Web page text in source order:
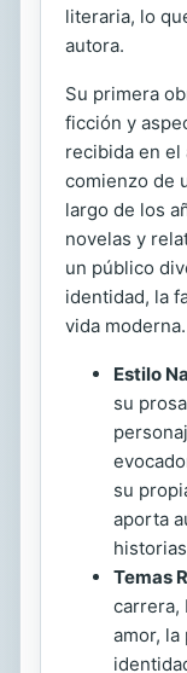
literaria, lo
autora.
Su primera
ficción y
recibida en el
comienzo de
largo de los
novelas y
un público
identidad, la
vida moderna.
Estilo
su
su
aporta
Temas
carrera,
amor, la